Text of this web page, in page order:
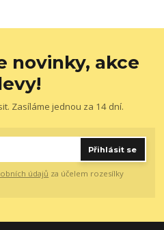
novinky, akce
Zasíláme jednou za 14 dní.
Přihlásit se
údajů za účelem rozesílky